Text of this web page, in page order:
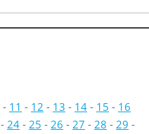
- 11 - 12 - 13 - 14 - 15 - 16
- 24 - 25 - 26 - 27 - 28 - 29 -